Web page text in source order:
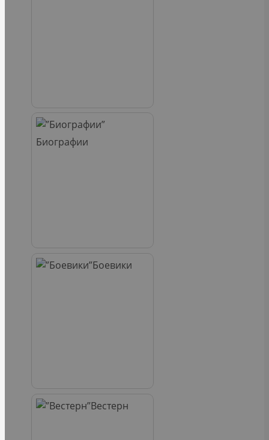
Биографии
Боевики
Вестерн